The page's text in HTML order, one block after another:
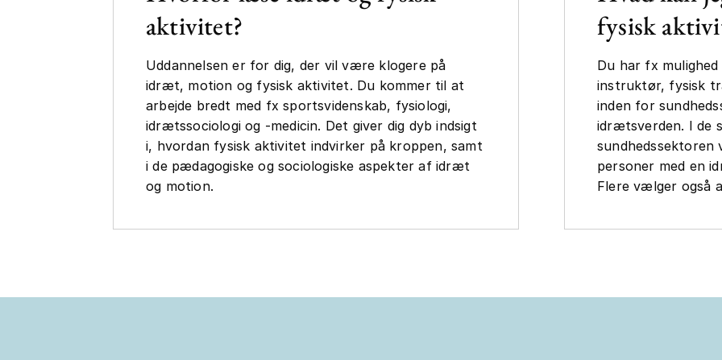
aktivitet?
Uddannelsen er for dig, der vil være klogere på
idræt, motion og fysisk aktivitet. Du kommer til at
arbejde bredt med fx sportsvidenskab, fysiologi,
idrætssociologi og -medicin. Det giver dig dyb indsigt
i, hvordan fysisk aktivitet indvirker på kroppen, samt
i de pædagogiske og sociologiske aspekter af idræt
og motion.
fysisk
Du har fx
instruktør, fysisk
inden for
idrætsverden. I de
personer med en
Flere vælger også